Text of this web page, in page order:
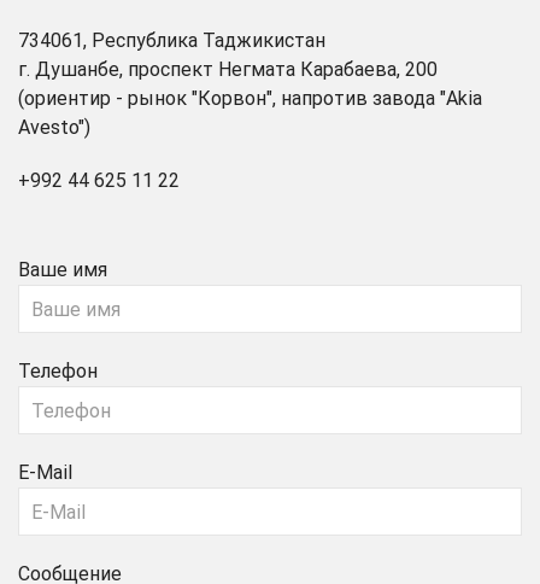
734061, Республика Таджикистан
г. Душанбе, проспект Негмата Карабаева, 200
(ориентир - рынок "Корвон", напротив завода "Akia
Avesto")
+992 44 625 11 22
Ваше имя
Телефон
E-Mail
Сообщение